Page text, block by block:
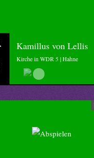
Kamillus von Lellis
Kirche in WDR 5 | Hahne